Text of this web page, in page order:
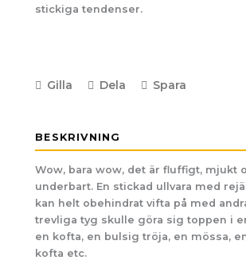
stickiga tendenser.
Gilla Dela Spara
BESKRIVNING
Wow, bara wow, det är fluffigt, mjukt
underbart. En stickad ullvara med
kan helt obehindrat vifta på med
trevliga tyg skulle göra sig toppen i
en kofta, en bulsig tröja, en mössa,
kofta etc.